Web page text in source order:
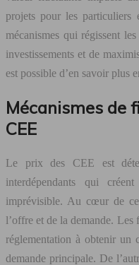
projets pour les particuliers
mécanismes qui régissent
investissements et de
est possible d’en savoir plus
Mécanismes de
CEE
Le prix des CEE est
interdépendants qui
imprévisible. Au cœur de
l’offre et de la demande. Les
réglementation à obtenir un
demande principale. De